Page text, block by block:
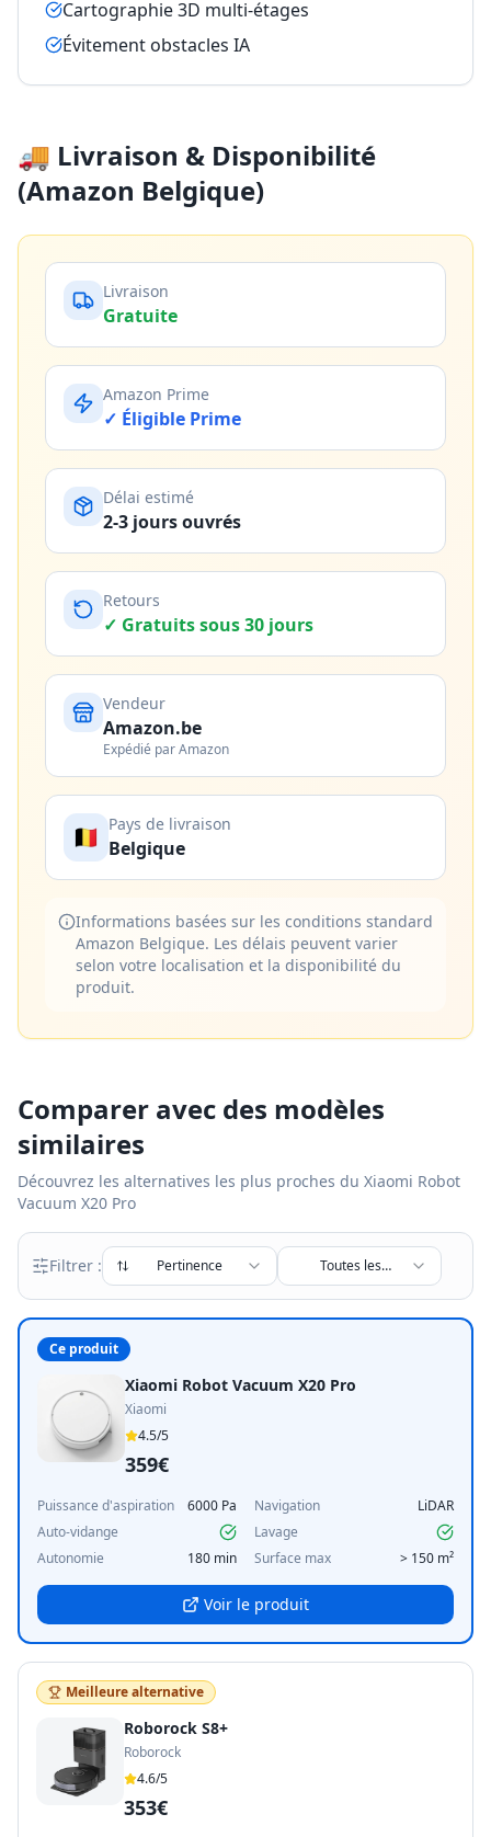
Cartographie 3D multi-étages
Évitement obstacles IA
🚚 Livraison & Disponibilité
(Amazon Belgique)
Livraison
Gratuite
Amazon Prime
✓ Éligible Prime
Délai estimé
2-3 jours ouvrés
Retours
✓ Gratuits sous 30 jours
Vendeur
Amazon.be
Expédié par Amazon
🇧🇪 Pays de livraison
Belgique
Informations basées sur les conditions standard
Amazon Belgique. Les délais peuvent varier
selon votre localisation et la disponibilité du
produit.
Comparer avec des modèles
similaires
Découvrez les alternatives les plus proches du Xiaomi Robot
Vacuum X20 Pro
Filtrer : Pertinence
Toutes les
marques
Ce produit
Xiaomi Robot Vacuum X20 Pro
Xiaomi
4.5/5
359€
Puissance d'aspiration 6000 Pa Navigation
LiDAR
Auto-vidange
Lavage
Autonomie
180 min Surface max > 150 m²
Voir le produit
Meilleure alternative
Roborock S8+
Roborock
4.6/5
353€